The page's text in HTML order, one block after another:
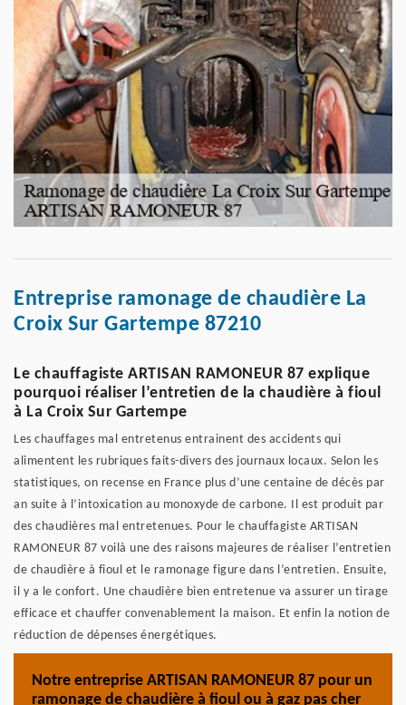
Entreprise ramonage de chaudière La
Croix Sur Gartempe 87210
Le chauffagiste ARTISAN RAMONEUR 87 explique
pourquoi réaliser l’entretien de la chaudière à fioul
à La Croix Sur Gartempe
Les chauffages mal entretenus entrainent des accidents qui
alimentent les rubriques faits-divers des journaux locaux. Selon les
statistiques, on recense en France plus d’une centaine de décès par
an suite à l’intoxication au monoxyde de carbone. Il est produit par
des chaudières mal entretenues. Pour le chauffagiste ARTISAN
RAMONEUR 87 voilà une des raisons majeures de réaliser l’entretien
de chaudière à fioul et le ramonage figure dans l’entretien. Ensuite,
il y a le confort. Une chaudière bien entretenue va assurer un tirage
efficace et chauffer convenablement la maison. Et enfin la notion de
réduction de dépenses énergétiques.
Notre entreprise ARTISAN RAMONEUR 87 pour un
ramonage de chaudière à fioul ou à gaz pas cher